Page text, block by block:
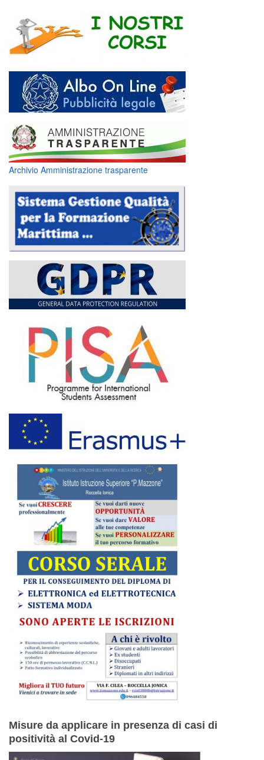
Archivio Amministrazione trasparente
Misure da applicare in presenza di casi di
positività al Covid-19